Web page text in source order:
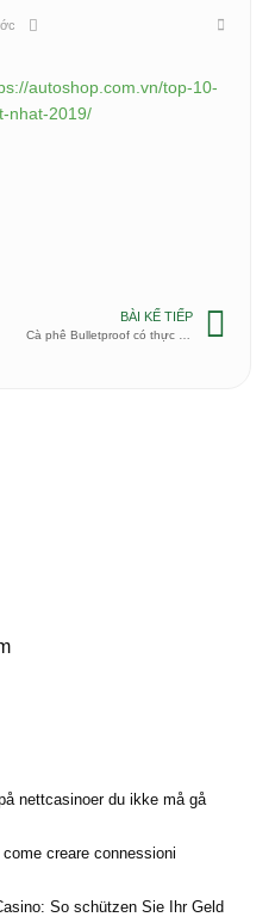
autoshop.com.vn/top-10-
nhat-2019/
BÀI KẾ TIẾP
nettcasinoer du ikke må gå
creare connessioni
So schützen Sie Ihr Geld